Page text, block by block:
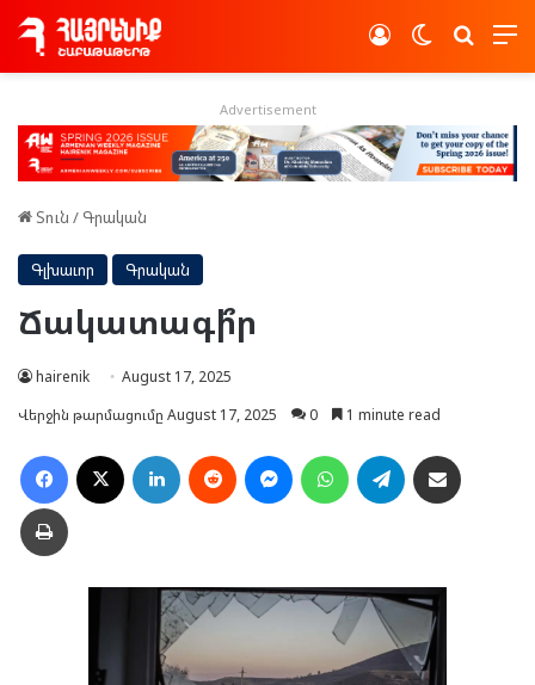
Switch skin
Log In
Advertisement
Տուն / Գրական
Գլխաւոր Գրական
Ճակատագի՞ր
hairenik
August 17, 2025
Վերջին թարմացումը August 17, 2025
0 1 minute read
Facebook LinkedIn Reddit MessengerWhatsAppTelegram
Տպել